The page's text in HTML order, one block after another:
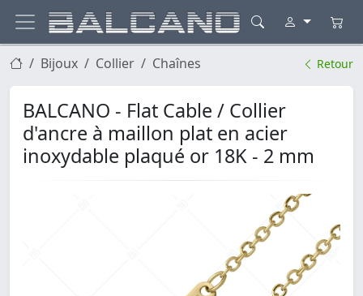
Bijoux Collier Chaînes Retour
BALCANO - Flat Cable / Collier
d'ancre à maillon plat en acier
inoxydable plaqué or 18K - 2 mm